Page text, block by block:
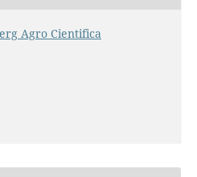
Agro Cientifica